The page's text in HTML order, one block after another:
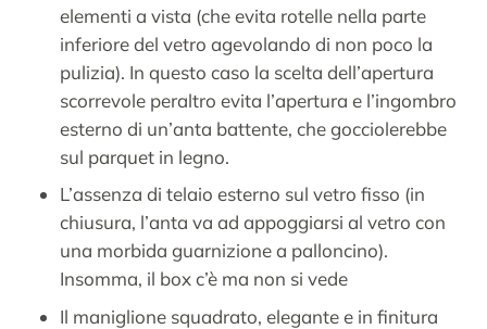
elementi a vista (che evita rotelle nella parte
inferiore del vetro agevolando di non poco la
pulizia). In questo caso la scelta dell’apertura
scorrevole peraltro evita l’apertura e l’ingombro
esterno di un’anta battente, che gocciolerebbe
sul parquet in legno.
L’assenza di telaio esterno sul vetro fisso (in
chiusura, l’anta va ad appoggiarsi al vetro con
una morbida guarnizione a palloncino).
Insomma, il box c’è ma non si vede
Il maniglione squadrato, elegante e in finitura